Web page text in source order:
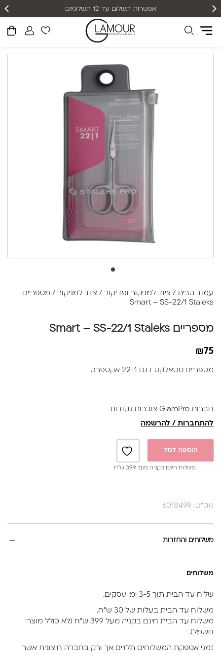
אפשרות תשלום עד 12 תשלומים
עמוד הבית / ציוד למניקור ופדיקור / ציוד למניקור / מספריים
Smart – SS-22/1 Staleks
מספריים Smart – SS-22/1 Staleks
₪75
מספריים סטאלקס דגם 22-1 אקספרט
חברות GlamPro צוברות נקודות
להתחברות / להרשמה
הוספה לסל
משלוח חינם בקניה מעל 399 ש”ח
מק"ט: 6018499
משלוחים והחזרות
משלוחים
שליח עד הבית תוך 3-5 ימי עסקים.
משלוח עד הבית בעלות של 30 ש״ח.
משלוח עד הבית חינם בקניה מעל 399 ש״ח (לא כולל מוצרי
חשמל).
זמני אספקת המשלוחים תלויים אך ורק בחברה חיצונית אשר